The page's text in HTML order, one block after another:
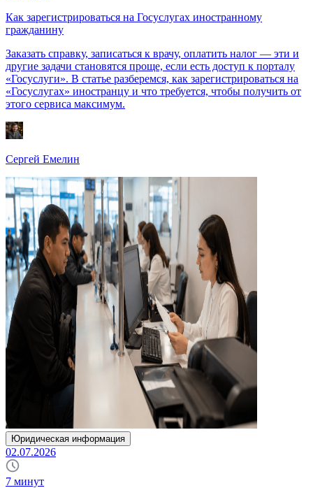
Как зарегистрироваться на Госуслугах иностранному
гражданину
Заказать справку, записаться к врачу, оплатить налог — эти и
другие задачи становятся проще, если есть доступ к порталу
«Госуслуги». В статье разберемся, как зарегистрироваться на
«Госуслугах» иностранцу и что требуется, чтобы получить от
этого сервиса максимум.
Сергей Емелин
Юридическая информация
02.07.2026
7 минут